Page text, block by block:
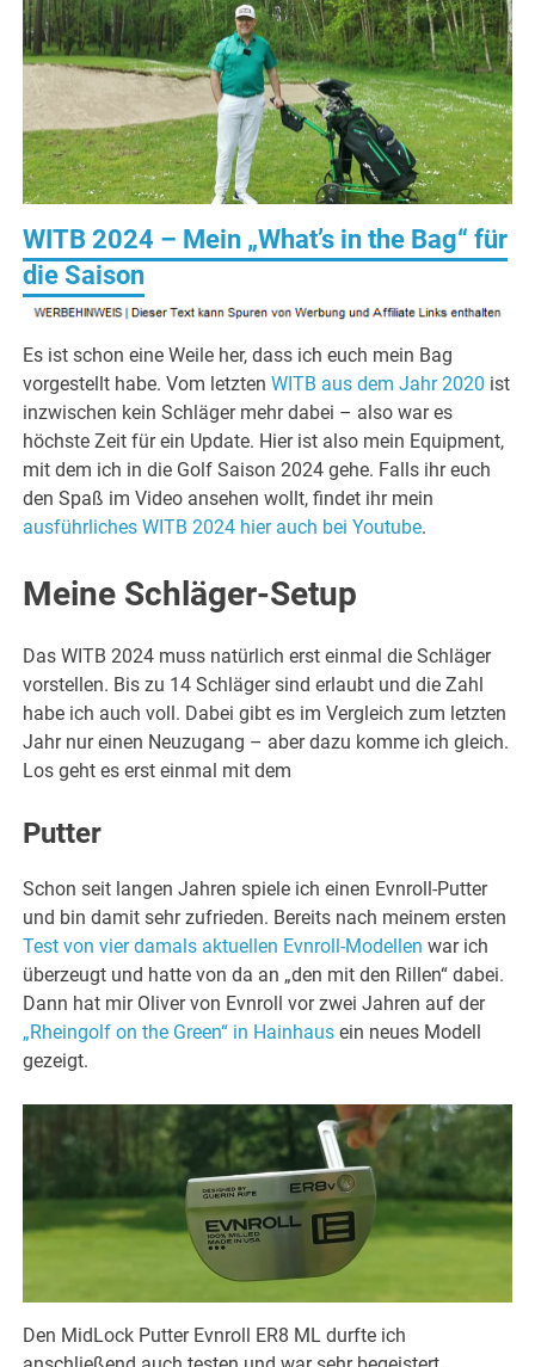
WITB 2024 – Mein „What’s in the Bag“ für
die Saison
Es ist schon eine Weile her, dass ich euch mein Bag
vorgestellt habe. Vom letztenWITB aus dem Jahr 2020 ist
inzwischen kein Schläger mehr dabei – also war es
höchste Zeit für ein Update. Hier ist also mein Equipment,
mit dem ich in die Golf Saison 2024 gehe. Falls ihr euch
den Spaß im Video ansehen wollt, findet ihr mein
ausführliches WITB 2024 hier auch bei Youtube.
Meine Schläger-Setup
Das WITB 2024 muss natürlich erst einmal die Schläger
vorstellen. Bis zu 14 Schläger sind erlaubt und die Zahl
habe ich auch voll. Dabei gibt es im Vergleich zum letzten
Jahr nur einen Neuzugang – aber dazu komme ich gleich.
Los geht es erst einmal mit dem
Putter
Schon seit langen Jahren spiele ich einen Evnroll-Putter
und bin damit sehr zufrieden. Bereits nach meinem ersten
Test von vier damals aktuellen Evnroll-Modellen war ich
überzeugt und hatte von da an „den mit den Rillen“ dabei.
Dann hat mir Oliver von Evnroll vor zwei Jahren auf der
„Rheingolf on the Green“ in Hainhaus ein neues Modell
gezeigt.
Den MidLock Putter Evnroll ER8 ML durfte ich